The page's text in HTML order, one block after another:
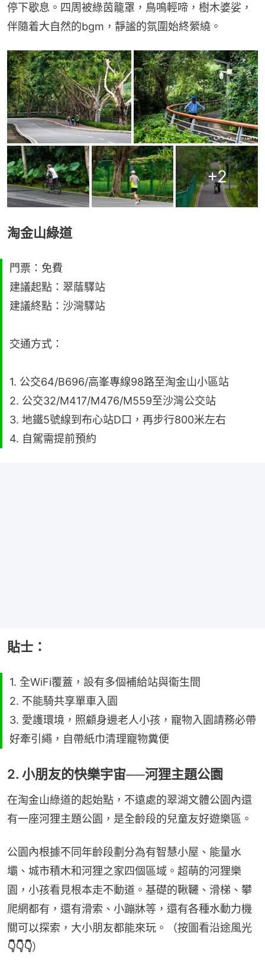
停下歇息。四周被綠茵籠罩，鳥鳴輕啼，樹木婆娑，
伴隨着大自然的bgm，靜謐的氛圍始終縈繞。
+2
淘金山綠道
門票：免費
建議起點：翠蔭驛站
建議終點：沙灣驛站
交通方式：
1. 公交64/B696/高峯專線98路至淘金山小區站
2. 公交32/M417/M476/M559至沙灣公交站
3. 地鐵5號線到布心站D口，再步行800米左右
4. 自駕需提前預約
貼士：
1. 全WiFi覆蓋，設有多個補給站與衞生間
2. 不能騎共享單車入園
3. 愛護環境，照顧身邊老人小孩，寵物入園請務必帶
好牽引繩，自帶紙巾清理寵物糞便
2. 小朋友的快樂宇宙──河狸主題公園
在淘金山綠道的起始點，不遠處的翠湖文體公園內還
有一座河狸主題公園，是全齡段的兒童友好遊樂區。
公園內根據不同年齡段劃分為有智慧小屋、能量水
壩、城市積木和河狸之家四個區域。超萌的河狸樂
園，小孩看見根本走不動道。基礎的鞦韆、滑梯、攀
爬網都有，還有滑索、小蹦牀等，還有各種水動力機
關可以探索，大小朋友都能來玩。（按圖看沿途風光
👇👇👇）